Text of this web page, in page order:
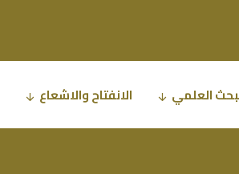
العلمي الانفتاح والاشعاع